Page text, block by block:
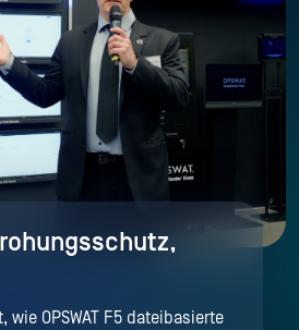
wie OPSWAT F5 dateibasierte